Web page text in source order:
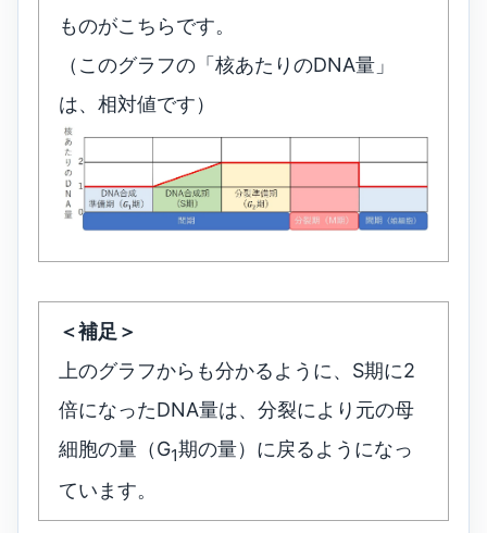
ものがこちらです。
（このグラフの「核あたりのDNA量」
は、相対値です）
＜補足＞
上のグラフからも分かるように、S期に2
倍になったDNA量は、分裂により元の母
細胞の量（G1期の量）に戻るようになっ
ています。